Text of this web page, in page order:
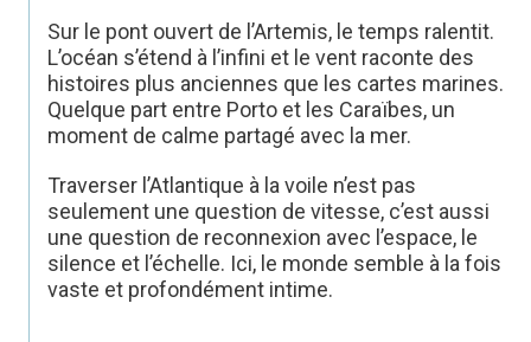
Sur le pont ouvert de l’Artemis, le temps ralentit.
L’océan s’étend à l’infini et le vent raconte des
histoires plus anciennes que les cartes marines.
Quelque part entre Porto et les Caraïbes, un
moment de calme partagé avec la mer.
Traverser l’Atlantique à la voile n’est pas
seulement une question de vitesse, c’est aussi
une question de reconnexion avec l’espace, le
silence et l’échelle. Ici, le monde semble à la fois
vaste et profondément intime.